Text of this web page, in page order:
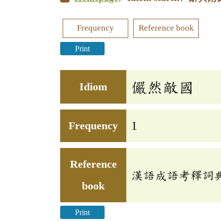
Frequency Reference book
Print
Idiom 儼然敵國
Frequency 1
Reference
book
漢語成語考釋詞
Print